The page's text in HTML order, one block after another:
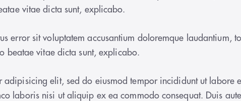
vitae dicta sunt, explicabo.
error sit voluptatem accusantium doloremque laudantium,
beatae vitae dicta sunt, explicabo.
adipisicing elit, sed do eiusmod tempor incididunt ut
laboris nisi ut aliquip ex ea commodo consequat. Duis